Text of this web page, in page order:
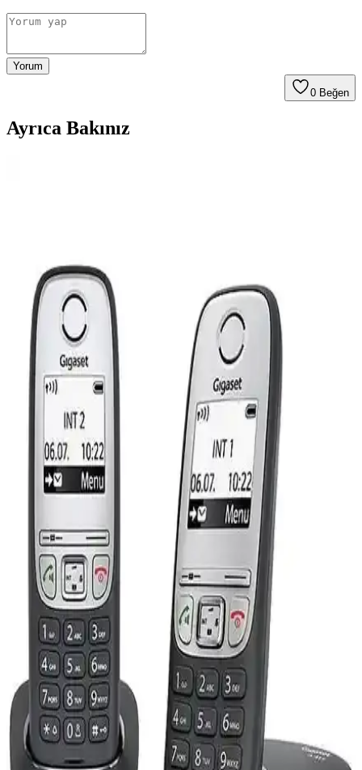
Yorum
0 Beğen
Ayrıca Bakınız
Samsung B310 ve B310 Tuşlu Asker Yaşlı Telefonu
Karşılaştırması Özellikleri ve Kullanıcı Yorumları
İki farklı Samsung B310 modeli arasındaki özellikleri, kullanıcı
yorumlarını ve karşılaştırmaları inceleyerek en uygun tuşlu telefon
seçimini yapın.
Samsung B310 E ve Samsung E1205
Karşılaştırması: Özellikler ve Kullanıcı Yorumları
İki popüler Samsung tuşlu telefon olan B310 E ve E1205'in
özellikleri ve kullanıcı yorumlarıyla detaylı karşılaştırması.
Dayanıklılık, pil ömrü ve tasarım açısından farkları öğrenin.
Nokia 112 ve Samsung B310E Karşılaştırması:
Temel Özellikler ve Kullanıcı Yorumları
Nokia 112 ve Samsung B310E, uygun fiyatlı ve dayanıklı tuşlu
telefonlar arasında popüler seçeneklerdir. Bu karşılaştırma, her iki
modelin temel özelliklerini ve kullanıcı yorumlarını detaylandırarak
bilinçli tercih yapmanızı sağlar.
Samsung 1270 ve Samsung Aktif Kapaklı Tuşlu
Telefonlar Karşılaştırması
Samsung 1270 ve Samsung Aktif Kapaklı telefonların özellikleri,
kullanıcı yorumları ve karşılaştırmasıyla, en uygun tuşlu telefonu
seçmenize destek sağlar.
Hiking X11 ve Samsung B310 Karşılaştırması:
Hangi Cep Telefonu Sizin İçin Uygun